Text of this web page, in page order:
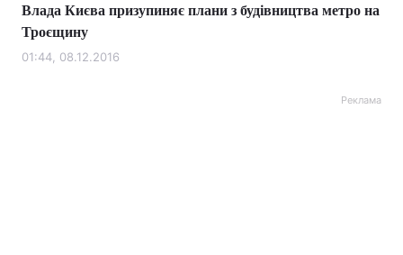
Влада Києва призупиняє плани з будівництва метро на
Троєщину
01:44, 08.12.2016
Реклама